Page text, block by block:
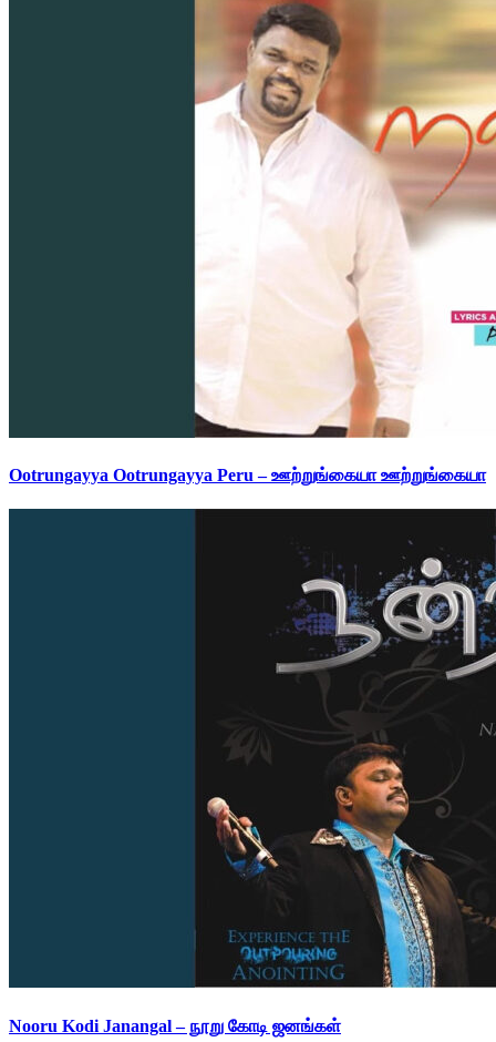
Ootrungayya Ootrungayya Peru – ஊற்றுங்கையா ஊற்றுங்கையா
Nooru Kodi Janangal – நூறு கோடி ஜனங்கள்